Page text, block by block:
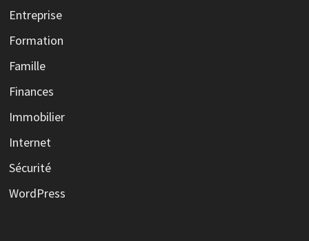
Entreprise
Formation
Famille
Finances
Immobilier
Internet
Sécurité
WordPress